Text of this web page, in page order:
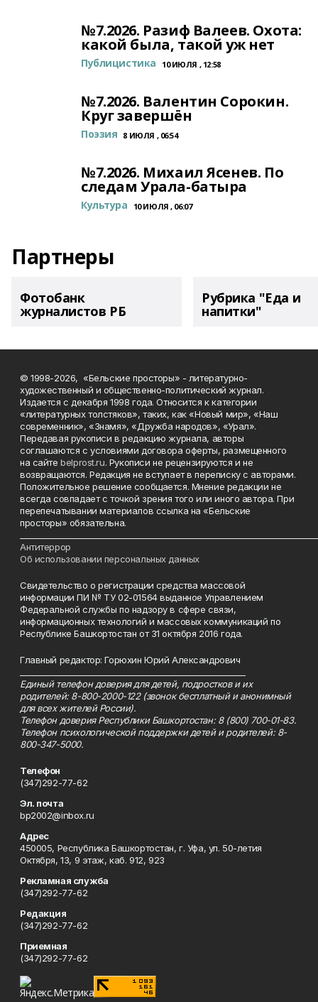
№7.2026. Разиф Валеев. Охота:
какой была, такой уж нет
Публицистика 10 ИЮЛЯ , 12:58
№7.2026. Валентин Сорокин.
Круг завершён
Поэзия 8 ИЮЛЯ , 06:54
№7.2026. Михаил Ясенев. По
следам Урала-батыра
Культура 10 ИЮЛЯ , 06:07
Партнеры
Фотобанк
журналистов РБ
Рубрика "Еда и
напитки"
© 1998-2026, «Бельские просторы» - литературно-
художественный и общественно-политический журнал.
Издается с декабря 1998 года. Относится к категории
«литературных толстяков», таких, как «Новый мир», «Наш
современник», «Знамя», «Дружба народов», «Урал».
Передавая рукописи в редакцию журнала, авторы
соглашаются с условиями договора оферты, размещенного
на сайтеbelprost.ru. Рукописи не рецензируются и не
возвращаются. Редакция не вступает в переписку с авторами.
Положительное решение сообщается. Мнение редакции не
всегда совпадает с точкой зрения того или иного автора. При
перепечатывании материалов ссылка на «Бельские
просторы» обязательна.
Антитеррор
Об использовании персональных данных
Свидетельство о регистрации средства массовой
информации ПИ № ТУ 02-01564 выданное Управлением
Федеральной службы по надзору в сфере связи,
информационных технологий и массовых коммуникаций по
Республике Башкортостан от 31 октября 2016 года.
Главный редактор: Горюхин Юрий Александрович
Единый телефон доверия для детей, подростков и их
родителей: 8-800-2000-122 (звонок бесплатный и анонимный
для всех жителей России).
Телефон доверия Республики Башкортостан: 8 (800) 700-01-83.
Телефон психологической поддержки детей и родителей: 8-
800-347-5000.
Телефон
(347)292-77-62
Эл. почта
bp2002@inbox.ru
Адрес
450005, Республика Башкортостан, г. Уфа, ул. 50-летия
Октября, 13, 9 этаж, каб. 912, 923
Рекламная служба
(347)292-77-62
Редакция
(347)292-77-62
Приемная
(347)292-77-62